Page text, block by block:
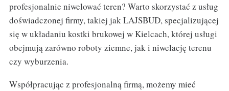
profesjonalnie niwelować teren? Warto skorzystać z usług
doświadczonej firmy, takiej jak LAJSBUD, specjalizującej
się w układaniu kostki brukowej w Kielcach, której usługi
obejmują zarówno roboty ziemne, jak i niwelację terenu
czy wyburzenia.
Współpracując z profesjonalną firmą, możemy mieć